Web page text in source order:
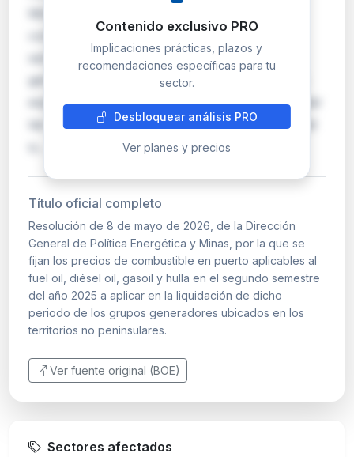
combustibles en puerto para el segundo
semestre de 2025, aplicables a los grupos
generadores de los territorios no peninsulares
españoles. Estos precios son clave para calcular
las liquidaciones del régimen retributivo especial
Contenido exclusivo PRO
Implicaciones prácticas, plazos y
recomendaciones específicas para tu
sector.
Desbloquear análisis PRO
Ver planes y precios
Título oficial completo
Resolución de 8 de mayo de 2026, de la Dirección
General de Política Energética y Minas, por la que se
fijan los precios de combustible en puerto aplicables al
fuel oil, diésel oil, gasoil y hulla en el segundo semestre
del año 2025 a aplicar en la liquidación de dicho
periodo de los grupos generadores ubicados en los
territorios no peninsulares.
Ver fuente original (BOE)
Sectores afectados